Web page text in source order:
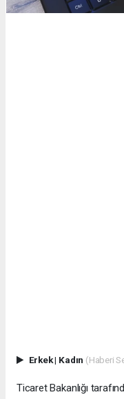
Erkek| Kadın (Haberi
Ticaret Bakanlığı